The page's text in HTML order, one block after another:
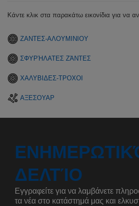
Κάντε κλικ στα παρακάτω εικονίδια για να
ΖΑΝΤΕΣ-ΑΛΟΥΜΙΝΙΟΥ
ΣΦΥΡΉΛΑΤΕΣ ΖΆΝΤΕΣ
ΧΑΛΥΒΙΔΕΣ-ΤΡΟΧΟΙ
ΑΞΕΣΟΥΑΡ
ΔΕΛΤΊΟ
Εγγραφείτε για να λαμβάνετε
τα νέα στο κατάστημά μας και